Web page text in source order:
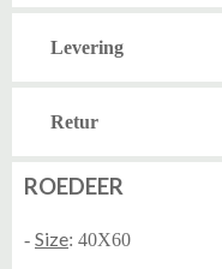
Levering
Retur
ROEDEER
- Size: 40X60